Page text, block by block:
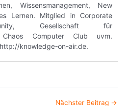
Wissensmanagement, New
Lernen. Mitglied in Corporate
Gesellschaft für
Chaos Computer Club uvm.
knowledge-on-air.de.
Nächster Beitrag →